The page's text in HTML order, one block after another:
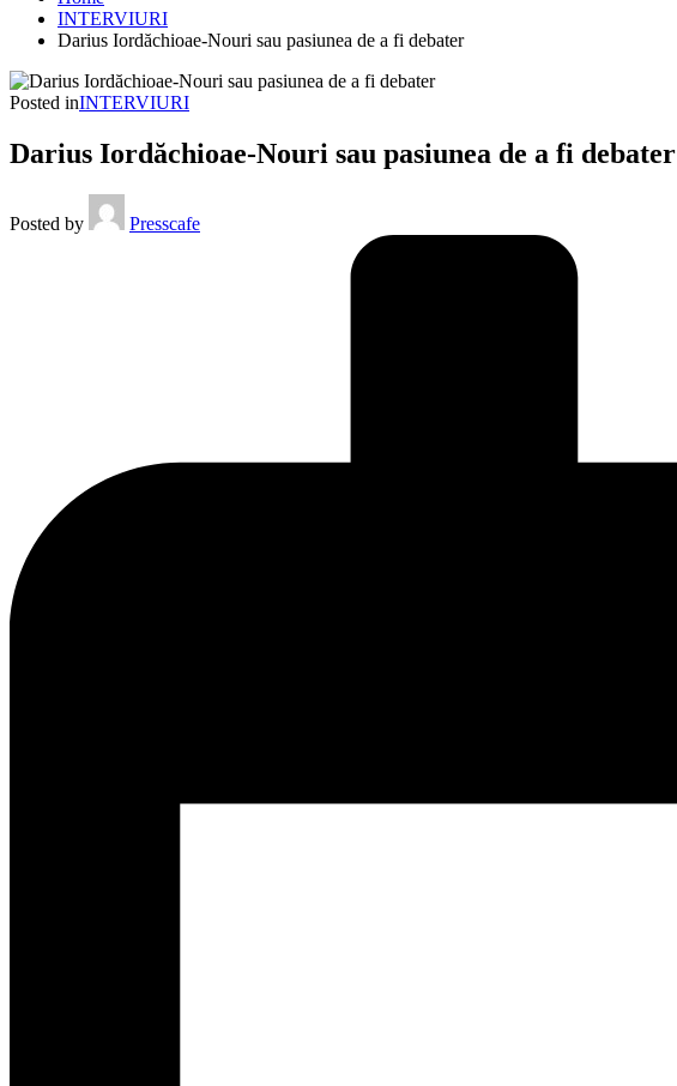
INTERVIURI
Darius Iordăchioae-Nouri sau pasiunea de a fi debater
Posted inINTERVIURI
Darius Iordăchioae-Nouri sau pasiunea de a fi debater
Posted by Presscafe